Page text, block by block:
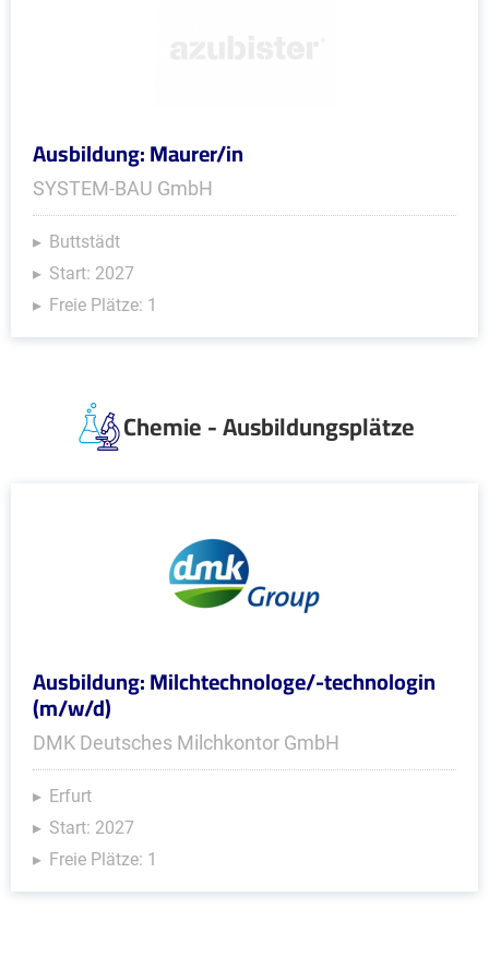
Ausbildung: Maurer/in
SYSTEM-BAU GmbH
Buttstädt
Start: 2027
Freie Plätze: 1
Chemie - Ausbildungsplätze
Ausbildung: Milchtechnologe/-technologin
(m/w/d)
DMK Deutsches Milchkontor GmbH
Erfurt
Start: 2027
Freie Plätze: 1